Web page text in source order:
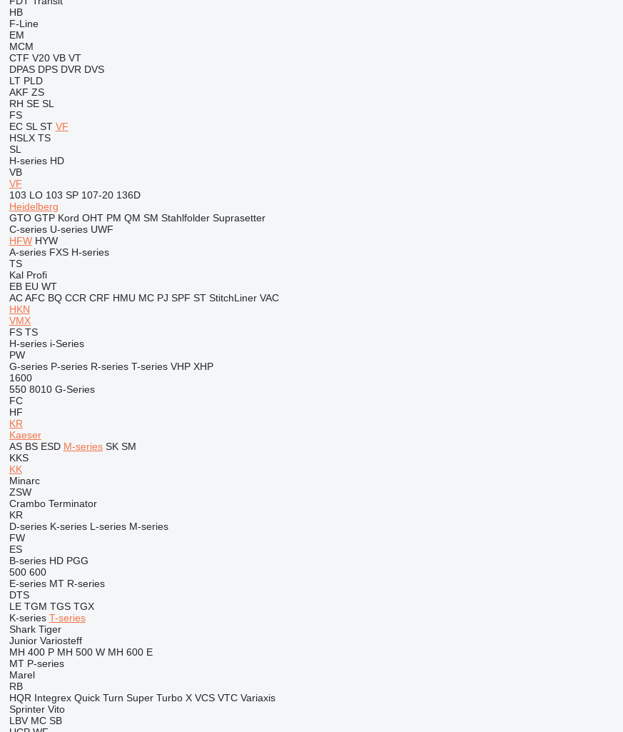
HB
F-Line
EM
MCM
CTF V20 VB VT
DPAS DPS DVR DVS
LT PLD
AKF ZS
RH SE SL
FS
EC SL ST VF
HSLX TS
SL
H-series HD
VB
VF
103 LO 103 SP 107-20 136D
Heidelberg
GTO GTP Kord OHT PM QM SM Stahlfolder Suprasetter
C-series U-series UWF
HFW HYW
A-series FXS H-series
TS
Kal Profi
EB EU WT
AC AFC BQ CCR CRF HMU MC PJ SPF ST StitchLiner VAC
HKN
VMX
FS TS
H-series i-Series
PW
G-series P-series R-series T-series VHP XHP
1600
550 8010 G-Series
FC
HF
KR
Kaeser
AS BS ESD M-series SK SM
KKS
KK
Minarc
ZSW
Crambo Terminator
KR
D-series K-series L-series M-series
FW
ES
B-series HD PGG
500 600
E-series MT R-series
DTS
LE TGM TGS TGX
K-series T-series
Shark Tiger
Junior Variosteff
MH 400 P MH 500 W MH 600 E
MT P-series
Marel
RB
HQR Integrex Quick Turn Super Turbo X VCS VTC Variaxis
Sprinter Vito
LBV MC SB